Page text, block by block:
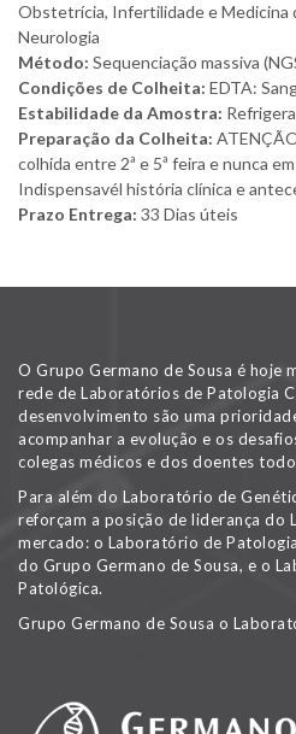
Obstetrícia, Infertilidade e Medicina
Neurologia
Método: Sequenciação massiva
Condições de Colheita: EDTA:
Estabilidade da Amostra:
Preparação da Colheita:
colhida entre 2ª e 5ª feira e nunca
Indispensavél história clínica e
Prazo Entrega: 33 Dias úteis
O Grupo Germano de Sousa é hoje
rede de Laboratórios de Patologia
desenvolvimento são uma
acompanhar a evolução e os
colegas médicos e dos doentes todo
Para além do Laboratório de
reforçam a posição de liderança do
mercado: o Laboratório de
do Grupo Germano de Sousa, e o
Patológica.
Grupo Germano de Sousa o